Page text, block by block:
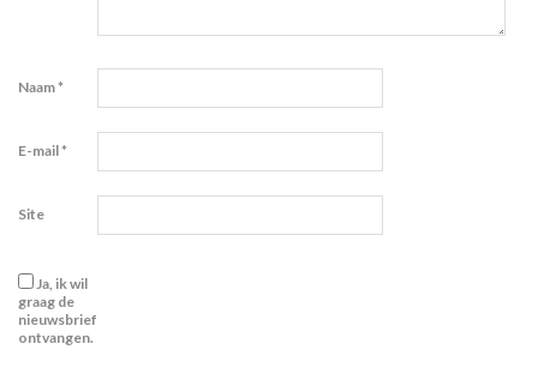
Naam*
E-mail*
Site
Ja, ik wil
graag de
nieuwsbrief
ontvangen.